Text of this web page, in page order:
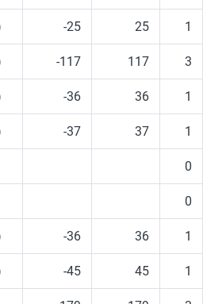
-25 25 1
-117 117 3
-36 36 1
-37 37 1
0
0
-36 36 1
-45 45 1